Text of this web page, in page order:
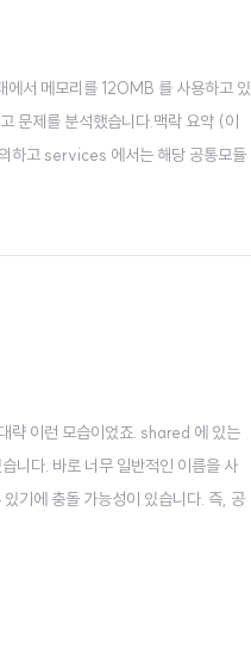
서 메모리를 120MB 를 사용하고 있
문제를 분석했습니다.맥락 요약 (이
하고 services 에서는 해당 공통모듈
략 이런 모습이었죠. shared 에 있는
니다. 바로 너무 일반적인 이름을 사
기에 충돌 가능성이 있습니다. 즉, 공